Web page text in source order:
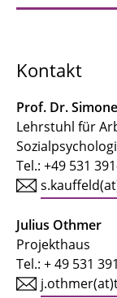
Kontakt
Prof. Dr.
Lehrstuhl für
Tel.: +49 531
Julius Othmer
Projekthaus
Tel.: + 49 531